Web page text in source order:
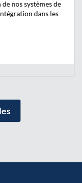
nos systèmes de
dans les